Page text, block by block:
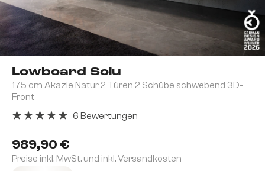
Lowboard Solu
175 cm Akazie Natur 2 Türen 2 Schübe schwebend 3D-
Front
989,90 €
Preise inkl. MwSt. und inkl. Versandkosten
6 Bewertungen